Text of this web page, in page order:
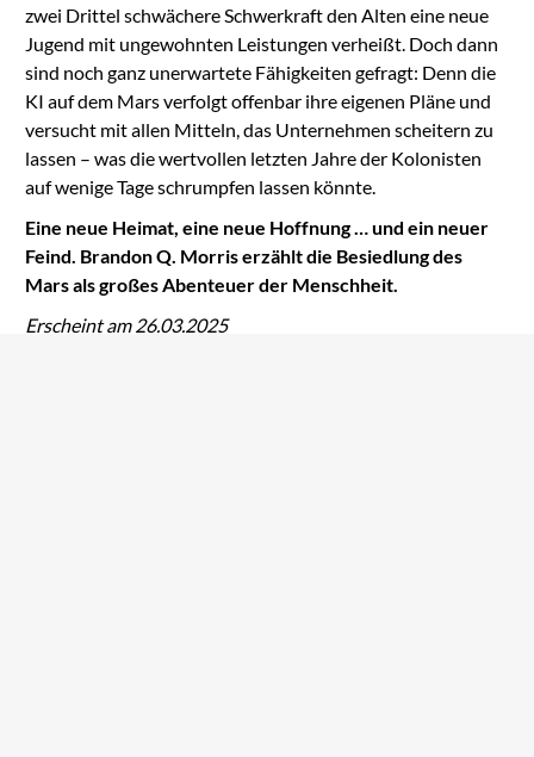
zwei Drittel schwächere Schwerkraft den Alten eine neue
Jugend mit ungewohnten Leistungen verheißt. Doch dann
sind noch ganz unerwartete Fähigkeiten gefragt: Denn die
KI auf dem Mars verfolgt offenbar ihre eigenen Pläne und
versucht mit allen Mitteln, das Unternehmen scheitern zu
lassen – was die wertvollen letzten Jahre der Kolonisten
auf wenige Tage schrumpfen lassen könnte.
Eine neue Heimat, eine neue Hoffnung … und ein neuer
Feind. Brandon Q. Morris erzählt die Besiedlung des
Mars als großes Abenteuer der Menschheit.
Erscheint am 26.03.2025